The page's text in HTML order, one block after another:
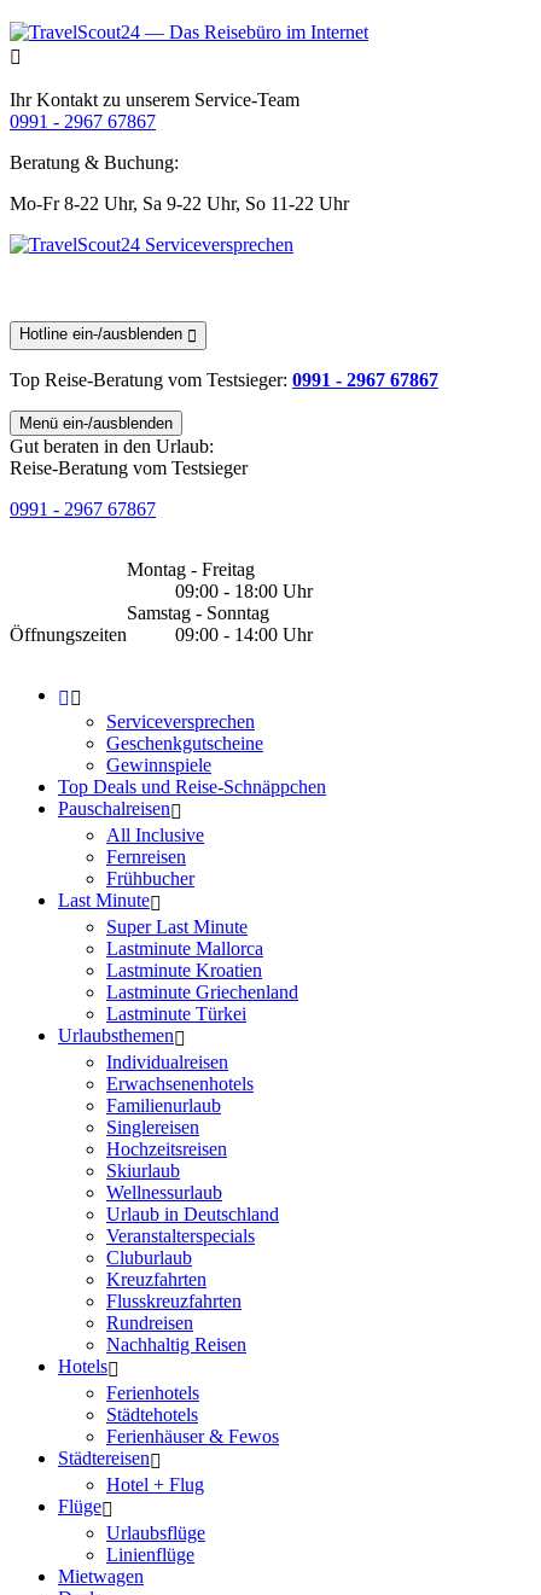
Ihr Kontakt zu unserem Service-Team
0991 - 2967 67867
Beratung & Buchung:
Mo-Fr 8-22 Uhr, Sa 9-22 Uhr, So 11-22 Uhr
Hotline ein-/ausblenden
Top Reise-Beratung vom Testsieger: 0991 - 2967 67867
Menü ein-/ausblenden
Gut beraten in den Urlaub:
Reise-Beratung vom Testsieger
0991 - 2967 67867
Öffnungszeiten
Montag - Freitag
09:00 - 18:00 Uhr
Samstag - Sonntag
09:00 - 14:00 Uhr
Serviceversprechen
Geschenkgutscheine
Gewinnspiele
Top Deals und Reise-Schnäppchen
Pauschalreisen
All Inclusive
Fernreisen
Frühbucher
Last Minute
Super Last Minute
Lastminute Mallorca
Lastminute Kroatien
Lastminute Griechenland
Lastminute Türkei
Urlaubsthemen
Individualreisen
Erwachsenenhotels
Familienurlaub
Singlereisen
Hochzeitsreisen
Skiurlaub
Wellnessurlaub
Urlaub in Deutschland
Veranstalterspecials
Cluburlaub
Kreuzfahrten
Flusskreuzfahrten
Rundreisen
Nachhaltig Reisen
Hotels
Ferienhotels
Städtehotels
Ferienhäuser & Fewos
Städtereisen
Hotel + Flug
Flüge
Urlaubsflüge
Linienflüge
Mietwagen